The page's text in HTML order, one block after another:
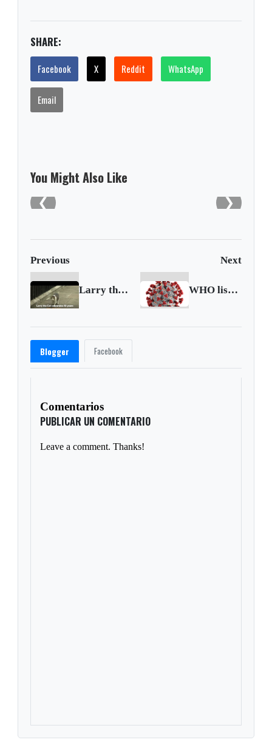
SHARE:
Facebook X Reddit WhatsApp
Email
You Might Also Like
❮ ❯
Previous Next
Larry the Cat celebrates a decade at 10 Downing Street WHO lists 2 additional COVID-19 vaccines for emergency use and COVAX roll-out
Blogger Facebook
Comentarios
PUBLICAR UN COMENTARIO
Leave a comment. Thanks!